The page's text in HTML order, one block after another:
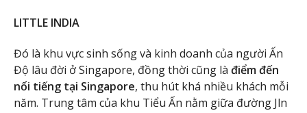
LITTLE INDIA
Đó là khu vực sinh sống và kinh doanh của người Ấn
Độ lâu đời ở Singapore, đồng thời cũng là điểm đến
nổi tiếng tại Singapore, thu hút khá nhiều khách mỗi
năm. Trung tâm của khu Tiểu Ấn nằm giữa đường Jln